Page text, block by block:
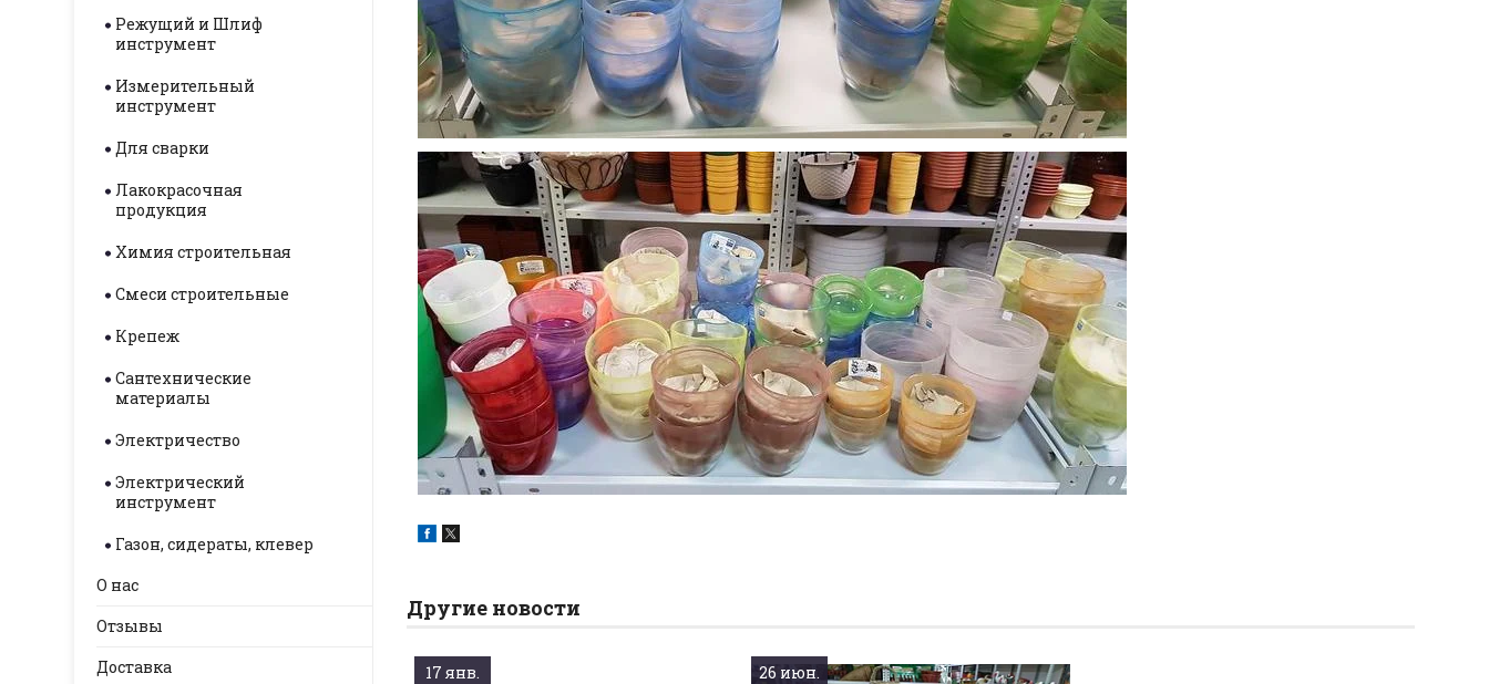
Другие новости
17 янв. 26 июн.
Режущий и Шлиф
инструмент
Измерительный
инструмент
Для сварки
Лакокрасочная
продукция
Химия строительная
Смеси строительные
Крепеж
Сантехнические
материалы
Электричество
Электрический
инструмент
Газон, сидераты, клевер
О нас
Отзывы
Доставка